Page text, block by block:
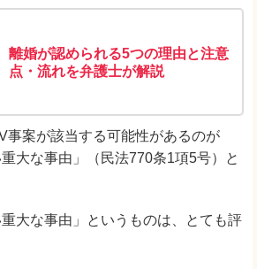
離婚が認められる5つの理由と注意
点・流れを弁護士が解説
事案が該当する可能性があるのが
重大な事由」（民法770条1項5号）と
重大な事由」というものは、とても評